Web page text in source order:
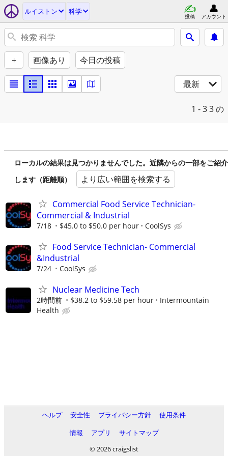
ルイストン 科学
投稿 アカウント
+ 画像あり 今日の投稿
最新
1 - 33 の
ローカルの結果は見つかりませんでした。近隣からの一部をご紹介
します（距離順）
より広い範囲を検索する
Commercial Food Service Technician-
Commercial & Industrial
7/18 $45.0 to $50.0 per hour CoolSys
Food Service Technician- Commercial
&Industrial
7/24 CoolSys
Nuclear Medicine Tech
2時間前 $38.2 to $59.58 per hour
Intermountain
Health
ヘルプ 安全性 プライバシー方針
使用条件
情報
アプリ
サイトマップ
© 2026 craigslist